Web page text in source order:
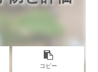
コピー